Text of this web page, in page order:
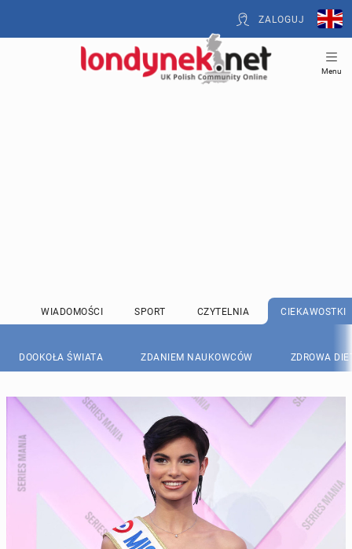
ZALOGUJ
Menu
WIADOMOŚCI SPORT CZYTELNIA CIEKAWOSTKI
DOOKOŁA ŚWIATA ZDANIEM NAUKOWCÓW ZDROWA